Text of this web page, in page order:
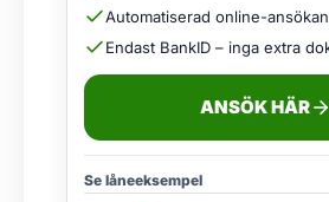
Automatiserad online-
Endast BankID – inga extra
ANSÖK HÄR
Se låneeksempel